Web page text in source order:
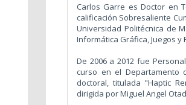
Carlos Garre es Doctor en
calificación Sobresaliente
Universidad Politécnica de
Informática Gráfica, Juegos y
De 2006 a 2012 fue
curso en el Departamento
doctoral, titulada "Haptic
dirigida por Miguel Angel